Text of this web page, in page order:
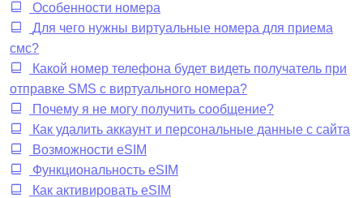
Особенности номера
Для чего нужны виртуальные номера для приема
смс?
Какой номер телефона будет видеть получатель при
отправке SMS с виртуального номера?
Почему я не могу получить сообщение?
Как удалить аккаунт и персональные данные с сайта
Возможности eSIM
Функциональность eSIM
Как активировать eSIM